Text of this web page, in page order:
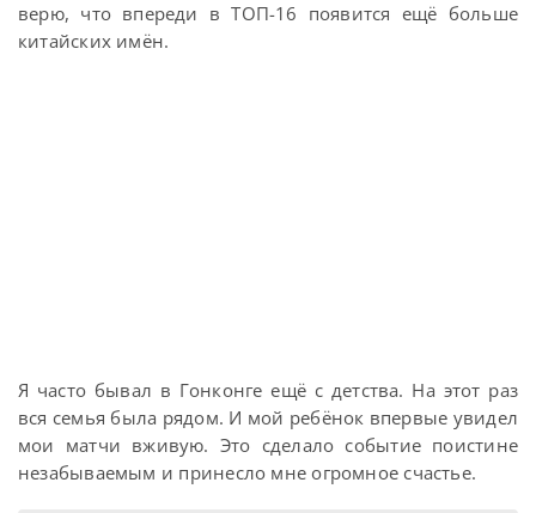
верю, что впереди в ТОП-16 появится ещё больше
китайских имён.
Я часто бывал в Гонконге ещё с детства. На этот раз
вся семья была рядом. И мой ребёнок впервые увидел
мои матчи вживую. Это сделало событие поистине
незабываемым и принесло мне огромное счастье.